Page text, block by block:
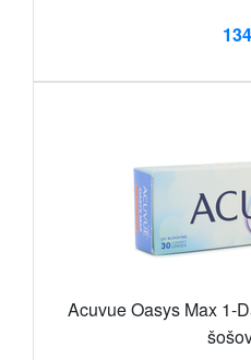
Acuvue Oasys Max 1-